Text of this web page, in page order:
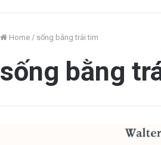
Home / sống bằng trái tim
sống bằng